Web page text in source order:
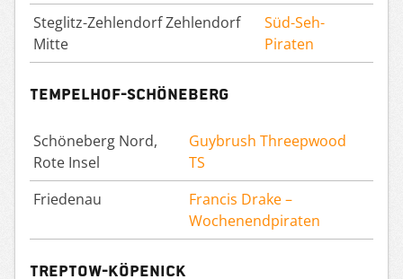
Steglitz-Zehlendorf Zehlendorf
Mitte
Süd-Seh-
Piraten
Tempelhof-Schöneberg
Schöneberg Nord,
Rote Insel
Guybrush Threepwood
TS
Friedenau
Francis Drake –
Wochenendpiraten
Treptow-Köpenick